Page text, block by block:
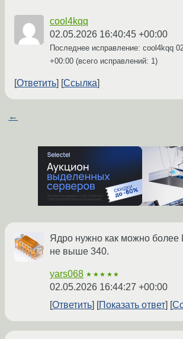
cool4kqq
02.05.2026 16:40:45 +00:00
Последнее исправление: cool4kqq
+00:00 (всего исправлений: 1)
Ответить Ссылка
←
Ядро нужно как можно более
не выше 340.
yars068 ★★★★★
02.05.2026 16:44:27 +00:00
Ответить
Показать ответ